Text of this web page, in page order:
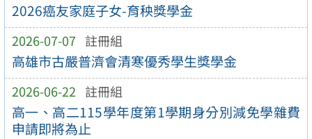
2026癌友家庭子女-育秧獎學金
2026-07-07 註冊組
高雄市古嚴普濟會清寒優秀學生獎學金
2026-06-22 註冊組
高一、高二115學年度第1學期身分別減免學雜費
申請即將為止